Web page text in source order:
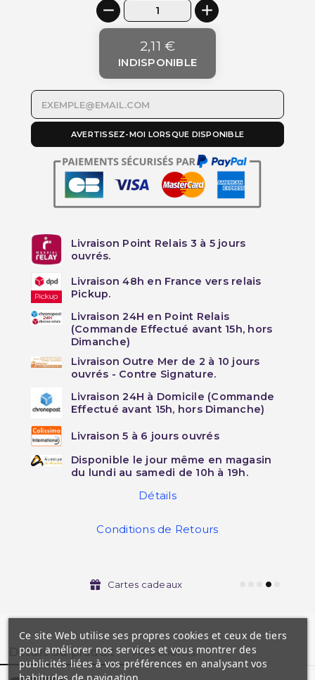
(1 avis)
2,11 €
INDISPONIBLE
AVERTISSEZ-MOI LORSQUE DISPONIBLE
Livraison Point Relais 3 à 5 jours
ouvrés.
Livraison 48h en France vers relais
Pickup.
Livraison 24H en Point Relais
(Commande Effectué avant 15h, hors
Dimanche)
Livraison Outre Mer de 2 à 10 jours
ouvrés - Contre Signature.
Livraison 24H à Domicile (Commande
Effectué avant 15h, hors Dimanche)
Livraison 5 à 6 jours ouvrés
Disponible le jour même en magasin
du lundi au samedi de 10h à 19h.
Détails
Conditions de Retours
Cartes cadeaux
Détails du produit Avis clients
Ce site Web utilise ses propres cookies et ceux de tiers
pour améliorer nos services et vous montrer des
publicités liées à vos préférences en analysant vos
habitudes de navigation.